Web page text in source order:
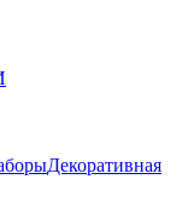
Декоративная